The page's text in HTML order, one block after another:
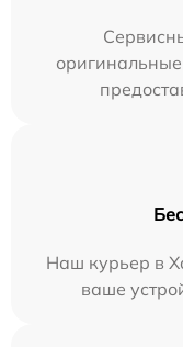
Наш курьер в
ваше